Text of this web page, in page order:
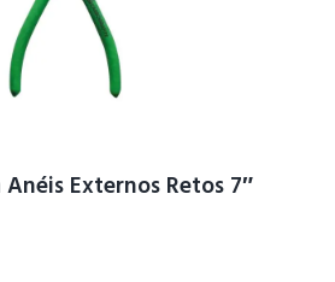
Externos Retos 7″